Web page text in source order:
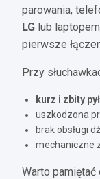
parowania,
LG lub laptopem
pierwsze
Przy
kurz i zbity pył
uszkodzona
brak obsługi
mechaniczne
Warto pamiętać